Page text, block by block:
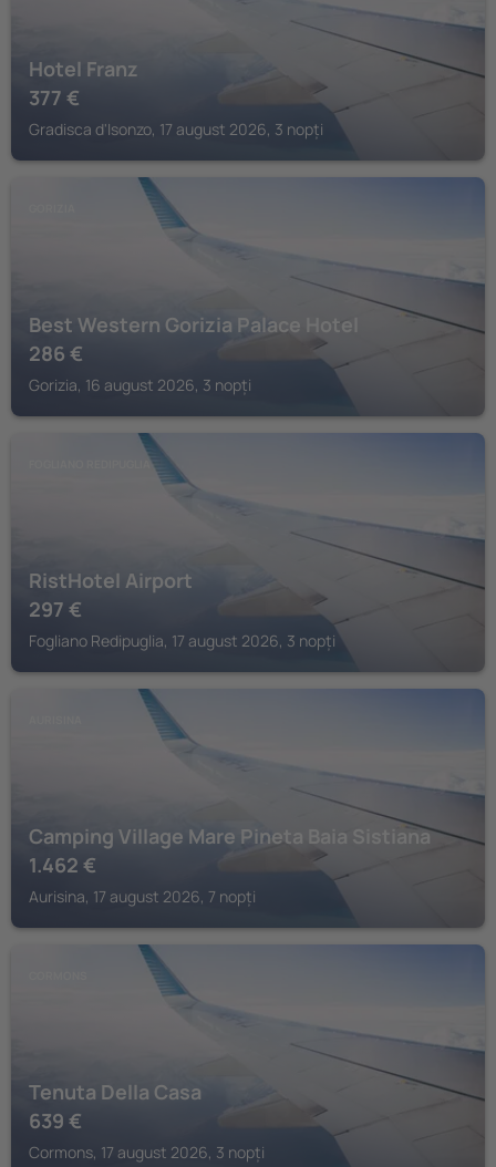
Hotel Franz
377 €
Gradisca d'Isonzo, 17 august 2026, 3 nopți
Best Western Gorizia Palace Hotel
286 €
Gorizia, 16 august 2026, 3 nopți
FOGLIANO REDIPUGLIA
RistHotel Airport
297 €
Fogliano Redipuglia, 17 august 2026, 3 nopți
Camping Village Mare Pineta Baia Sistiana
1.462 €
Aurisina, 17 august 2026, 7 nopți
Tenuta Della Casa
639 €
Cormons, 17 august 2026, 3 nopți